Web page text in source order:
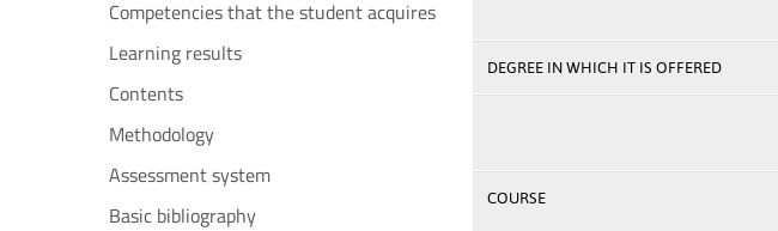
Competencies that the student acquires
Learning results
Contents
Methodology
Assessment system
Basic bibliography
DEGREE IN WHICH IT IS OFFERED
COURSE